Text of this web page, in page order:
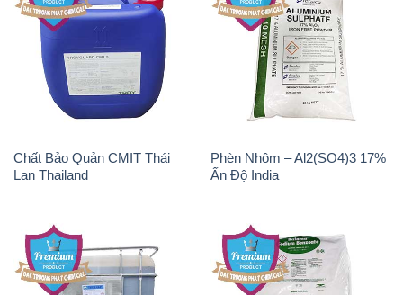
Chất Bảo Quản CMIT Thái
Lan Thailand
Phèn Nhôm – Al2(SO4)3 17%
Ấn Độ India